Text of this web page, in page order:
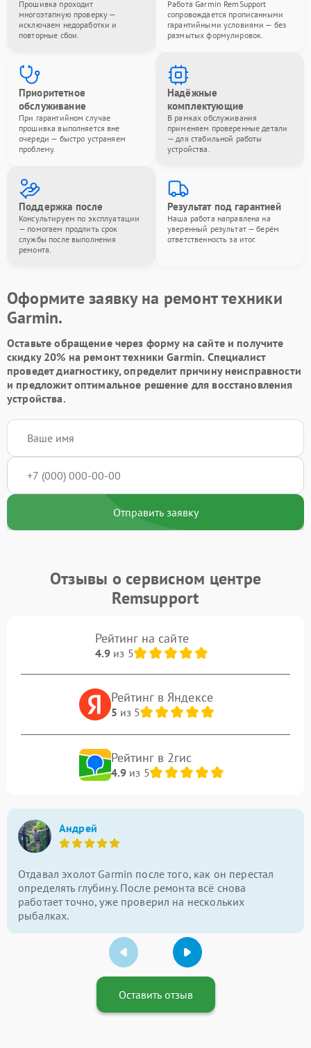
Прошивка проходит
многоэтапную проверку —
исключаем недоработки и
повторные сбои.
Работа Garmin RemSupport
сопровождается прописанными
гарантийными условиями — без
размытых формулировок.
Приоритетное
обслуживание
При гарантийном случае
прошивка выполняется вне
очереди — быстро устраняем
проблему.
Надёжные
комплектующие
В рамках обслуживания
применяем проверенные детали
— для стабильной работы
устройства.
Поддержка после
Консультируем по эксплуатации
— помогаем продлить срок
службы после выполнения
ремонта.
Результат под гарантией
Наша работа направлена на
уверенный результат — берём
ответственность за итог.
Оформите заявку на ремонт техники
Garmin.
Оставьте обращение через форму на сайте и получите
скидку 20% на ремонт техники Garmin. Специалист
проведет диагностику, определит причину неисправности
и предложит оптимальное решение для восстановления
устройства.
Отправить заявку
Отзывы о сервисном центре
Remsupport
Рейтинг на сайте
4.9из 5
Рейтинг в Яндексе
5 из 5
Рейтинг в 2гис
4.9из 5
Андрей
Отдавал эхолот Garmin после того, как он перестал
определять глубину. После ремонта всё снова
работает точно, уже проверил на нескольких
рыбалках.
Оставить отзыв